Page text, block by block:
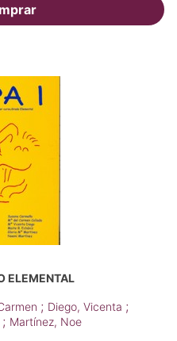
ELEMENTAL
; Diego, Vicenta ;
; Martínez, Noe